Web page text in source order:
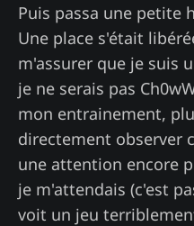
Puis passa une petite
Une place s'était
m'assurer que je suis
je ne serais pas
mon entrainement,
directement observer
une attention encore
je m'attendais (c'est
voit un jeu